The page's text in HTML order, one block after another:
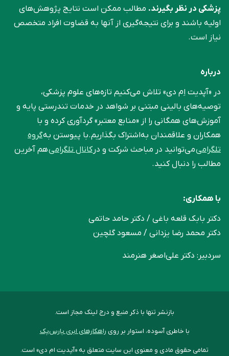
پزشکی در نظر بگیرند. مطالب ممکن است نتایج پژوهش‌های
اولیه باشند و برای نتیجه‌گیری از آنها به قضاوت افراد متخصص
نیاز است.
درباره
در «آپدیت اِم دی» تلاش می‌کنیم تازه‌های علوم پزشکی،
توصیه‌های بالینی مبتنی بر شواهد در خدمات تندرستی پایه و
آموزش‌های همگانی را از «منابع معتبر» گردآوری کرده و با
همکاران و علاقمندان به‌اشتراک بگذاریم.با پیوستن بهگروه
تلگرامیمی‌توانید در مباحث شرکت و درکانال تلگرامیهم آخرین
مطالب را دنبال کنید.
با همکاری:
دکتر بابک قلعه‌ باغی / دکتر حامد حاتمی
دکتر محمد رضا یزدانی / مسعود گلچین
سردبیر: دکتر علی‌اصغر هنرمند
بازنشر تنها با ذکر منبع و درج لینک مجاز است.
با خاطری آسوده، استوار بر روی راهکارهای ابری پارس‌پک
تمامی حقوق مادی و معنوی این سایت متعلق به «آپدیت ام دی» است.